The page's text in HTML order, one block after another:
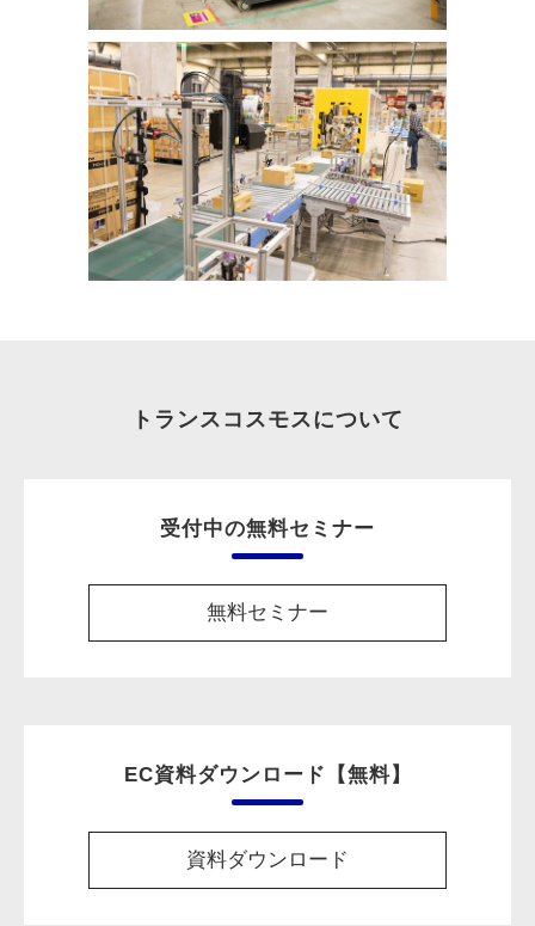
トランスコスモスについて
受付中の無料セミナー
無料セミナー
EC資料ダウンロード【無料】
資料ダウンロード